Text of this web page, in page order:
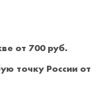
от 700 руб.
точку России от